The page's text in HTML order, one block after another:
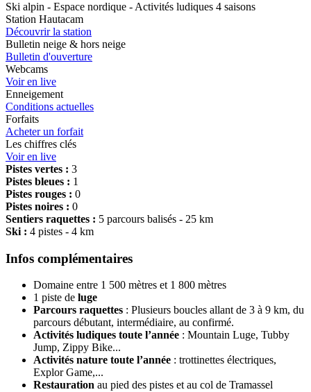
Ski alpin - Espace nordique - Activités ludiques 4 saisons
Station Hautacam
Découvrir la station
Bulletin neige & hors neige
Bulletin d'ouverture
Webcams
Voir en live
Enneigement
Conditions actuelles
Forfaits
Acheter un forfait
Les chiffres clés
Voir en live
Pistes vertes : 3
Pistes bleues : 1
Pistes rouges : 0
Pistes noires : 0
Sentiers raquettes : 5 parcours balisés - 25 km
Ski : 4 pistes - 4 km
Infos complémentaires
Domaine entre 1 500 mètres et 1 800 mètres
1 piste de luge
Parcours raquettes : Plusieurs boucles allant de 3 à 9 km, du
parcours débutant, intermédiaire, au confirmé.
Activités ludiques toute l’année : Mountain Luge, Tubby
Jump, Zippy Bike...
Activités nature toute l’année : trottinettes électriques,
Explor Game,...
Restauration au pied des pistes et au col de Tramassel